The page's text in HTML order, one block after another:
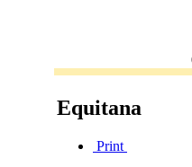
Equitana
Print